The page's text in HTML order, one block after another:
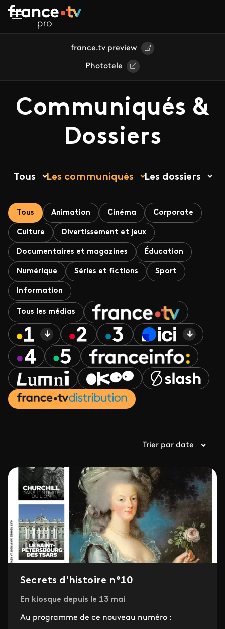
Aller au contenu principal
france.tv preview
Phototele
Communiqués &
Dossiers
Tous Les communiqués Les dossiers
Tous Animation Cinéma Corporate
Culture Divertissement et jeux
Documentaires et magazines Éducation
Numérique Séries et fictions Sport
Information
Tous les médias
Trier par date
Secrets d'histoire n°10
En kiosque depuis le 13 mai
Au programme de ce nouveau numéro :